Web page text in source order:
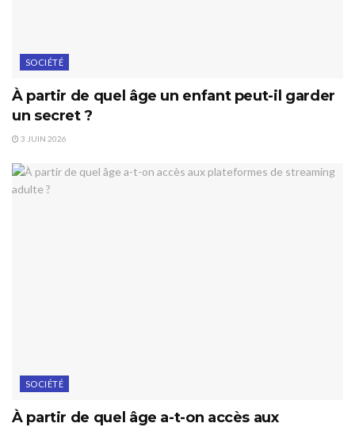
SOCIÉTÉ
À partir de quel âge un enfant peut-il garder
un secret ?
3 JUIN 2026
SOCIÉTÉ
À partir de quel âge a-t-on accès aux